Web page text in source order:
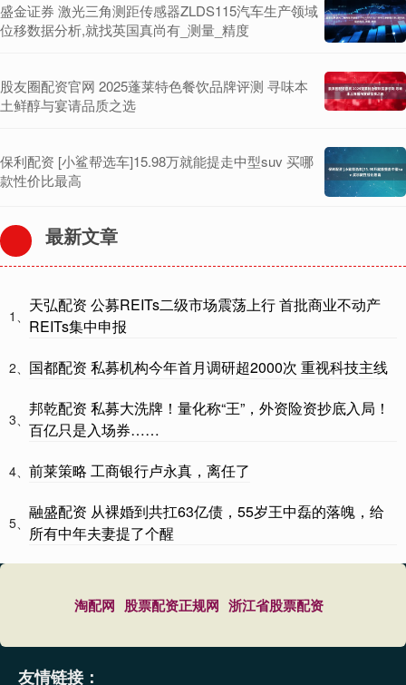
盛金证券 激光三角测距传感器ZLDS115汽车生产领域
位移数据分析,就找英国真尚有_测量_精度
股友圈配资官网 2025蓬莱特色餐饮品牌评测 寻味本
土鲜醇与宴请品质之选
保利配资 [小鲨帮选车]15.98万就能提走中型suv 买哪
款性价比最高
最新文章
1、
天弘配资 公募REITs二级市场震荡上行 首批商业不动产
REITs集中申报
2、 国都配资 私募机构今年首月调研超2000次 重视科技主线
3、
邦乾配资 私募大洗牌！量化称“王”，外资险资抄底入局！
百亿只是入场券……
4、 前莱策略 工商银行卢永真，离任了
5、
融盛配资 从裸婚到共扛63亿债，55岁王中磊的落魄，给
所有中年夫妻提了个醒
淘配网 股票配资正规网 浙江省股票配资
友情链接：